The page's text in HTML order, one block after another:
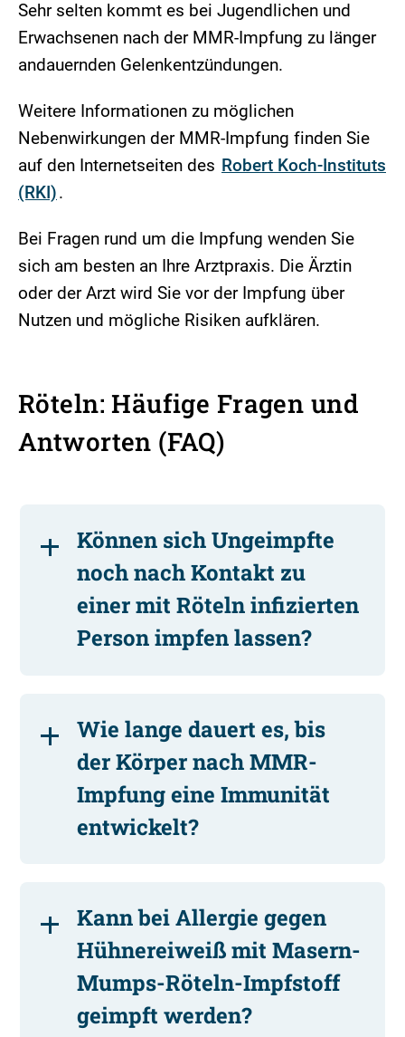
Sehr selten kommt es bei Jugendlichen und
Erwachsenen nach der MMR-Impfung zu länger
andauernden Gelenkentzündungen.
Weitere Informationen zu möglichen
Nebenwirkungen der MMR-Impfung finden Sie
auf den Internetseiten des Robert Koch-Instituts
(RKI).
Bei Fragen rund um die Impfung wenden Sie
sich am besten an Ihre Arztpraxis. Die Ärztin
oder der Arzt wird Sie vor der Impfung über
Nutzen und mögliche Risiken aufklären.
Röteln: Häufige Fragen und
Antworten (FAQ)
Können sich Ungeimpfte
noch nach Kontakt zu
einer mit Röteln infizierten
Person impfen lassen?
Wie lange dauert es, bis
der Körper nach MMR-
Impfung eine Immunität
entwickelt?
Kann bei Allergie gegen
Hühnereiweiß mit Masern-
Mumps-Röteln-Impfstoff
geimpft werden?